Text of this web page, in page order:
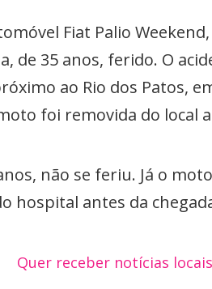
Fiat Palio
de 35 anos, ferido. O
ao Rio dos Patos,
foi removida do local
não se feriu. Já o
hospital antes da
Quer receber notícias